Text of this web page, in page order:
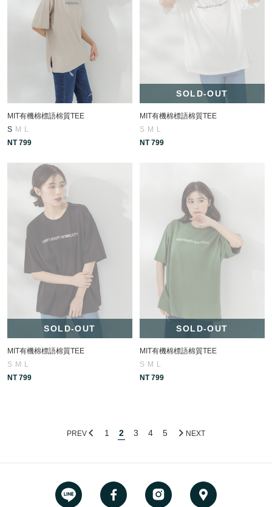
MIT有機棉標語棉質TEE
S M
L
NT 799
SOLD-OUT
MIT有機棉標語棉質TEE
S M
L
NT 799
SOLD-OUT
MIT有機棉標語棉質TEE
S M L
NT 799
SOLD-OUT
MIT有機棉標語棉質TEE
S M L
NT 799
PREV 1 2 3 4 5 NEXT